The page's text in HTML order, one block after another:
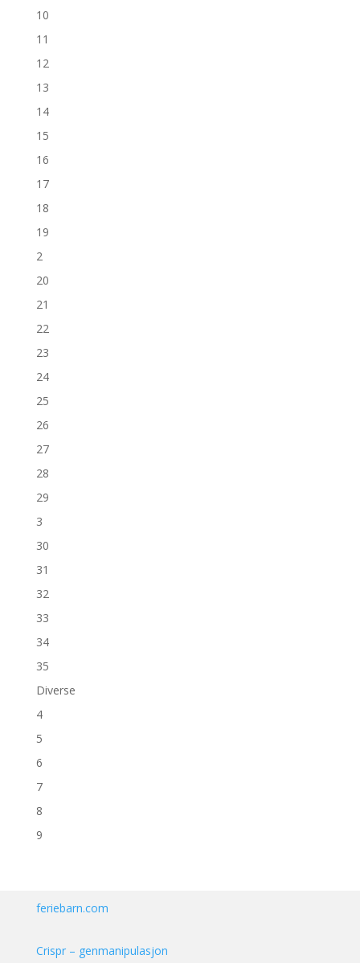
10
11
12
13
14
15
16
17
18
19
2
20
21
22
23
24
25
26
27
28
29
3
30
31
32
33
34
35
Diverse
4
5
6
7
8
9
feriebarn.com
Crispr – genmanipulasjon